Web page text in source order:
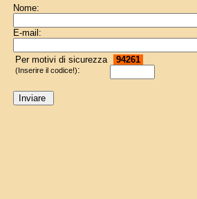
Nome:
E-mail:
Per motivi di sicurezza
(Inserire il codice!):
94261